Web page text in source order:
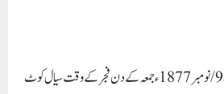
علامہ اقبال 9/ نومبر 1877ء جمعہ کے دن فجر کے وقت سیال کوٹ